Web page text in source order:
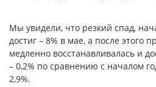
Мы увидели, что резкий спад,
достиг – 8% в мае, а после этого
медленно восстанавливалась и
– 0,2% по сравнению с началом
2,9%.